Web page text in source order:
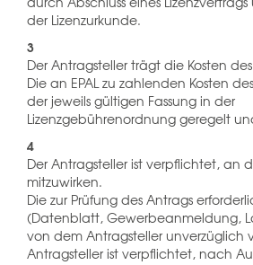
der Lizenzurkunde.
3
Der Antragsteller trägt die Kosten
Die an EPAL zu zahlenden Kosten
der jeweils gültigen Fassung in der
Lizenzgebührenordnung geregelt
4
Der Antragsteller ist verpflichtet, an
mitzuwirken.
Die zur Prüfung des Antrags
(Datenblatt, Gewerbeanmeldung,
von dem Antragsteller unverzüglich
Antragsteller ist verpflichtet, nach